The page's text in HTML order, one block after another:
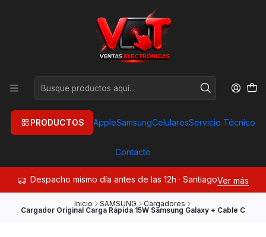
PRODUCTOS AppleSamsungCelularesServicio Técnico
Contacto
Despacho mismo día antes de las 12h · SantiagoVer más
Inicio SAMSUNG Cargadores
Cargador Original Carga Rápida 15W Samsung Galaxy + Cable C